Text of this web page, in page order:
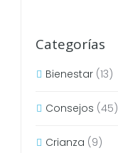
Categorías
Bienestar (13)
Consejos (45)
Crianza (9)